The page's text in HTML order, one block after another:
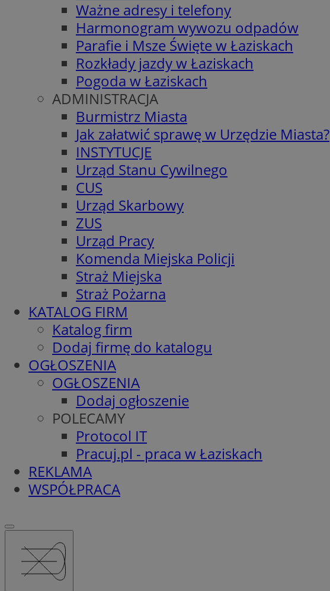
Ważne adresy i telefony
Harmonogram wywozu odpadów
Parafie i Msze Święte w Łaziskach
Rozkłady jazdy w Łaziskach
Pogoda w Łaziskach
ADMINISTRACJA
Burmistrz Miasta
Jak załatwić sprawę w Urzędzie Miasta?
INSTYTUCJE
Urząd Stanu Cywilnego
CUS
Urząd Skarbowy
ZUS
Urząd Pracy
Komenda Miejska Policji
Straż Miejska
Straż Pożarna
KATALOG FIRM
Katalog firm
Dodaj firmę do katalogu
OGŁOSZENIA
OGŁOSZENIA
Dodaj ogłoszenie
POLECAMY
Protocol IT
Pracuj.pl - praca w Łaziskach
REKLAMA
WSPÓŁPRACA